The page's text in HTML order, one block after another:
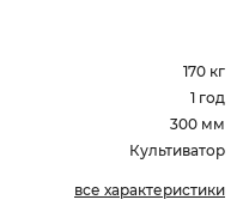
170 кг
1 год
300 мм
Культиватор
все характеристики